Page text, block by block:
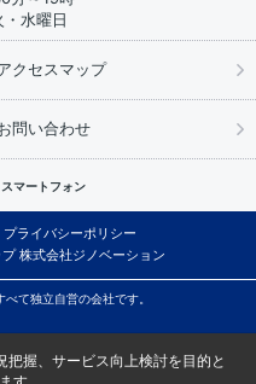
水曜日
クセスマップ
問い合わせ
スマートフォン
プライバシーポリシー
株式会社ジノベーション
て独立自営の会社です。
握、サービス向上検討を目的と